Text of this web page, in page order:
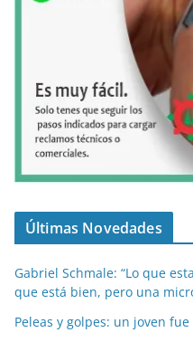
Últimas Novedades
Gabriel Schmale: “Lo que
que está bien, pero una
Peleas y golpes: un joven